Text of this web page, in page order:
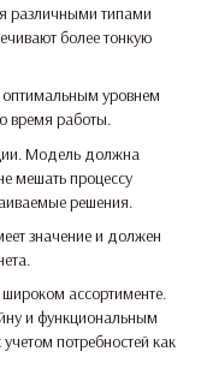
различными типами
более тонкую
уровнем
время работы.
Модель должна
мешать процессу
решения.
значение и должен
ассортименте.
и функциональным
потребностей как